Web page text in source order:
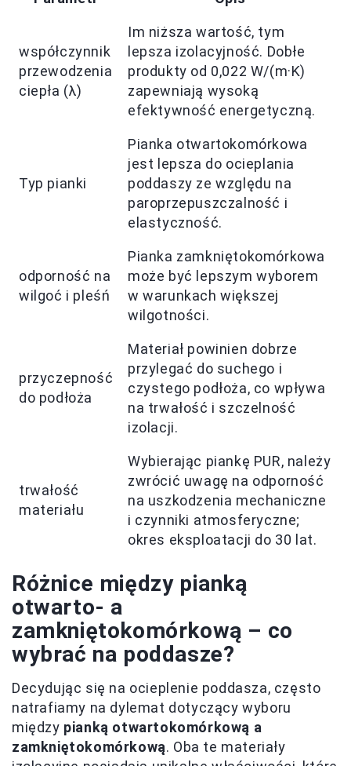
współczynnik
przewodzenia
ciepła (λ)
Im niższa wartość, tym
lepsza izolacyjność. Dobłe
produkty od 0,022 W/(m·K)
zapewniają wysoką
efektywność energetyczną.
Typ pianki
Pianka otwartokomórkowa
jest lepsza do ocieplania
poddaszy ze względu na
paroprzepuszczalność i
elastyczność.
odporność na
wilgoć i pleśń
Pianka zamkniętokomórkowa
może być lepszym wyborem
w warunkach większej
wilgotności.
przyczepność
do podłoża
Materiał powinien dobrze
przylegać do suchego i
czystego podłoża, co wpływa
na trwałość i szczelność
izolacji.
trwałość
materiału
Wybierając piankę PUR, należy
zwrócić uwagę na odporność
na uszkodzenia mechaniczne
i czynniki atmosferyczne;
okres eksploatacji do 30 lat.
Różnice między pianką
otwarto- a
zamkniętokomórkową – co
wybrać na poddasze?
Decydując się na ocieplenie poddasza, często
natrafiamy na dylemat dotyczący wyboru
między pianką otwartokomórkową a
zamkniętokomórkową. Oba te materiały